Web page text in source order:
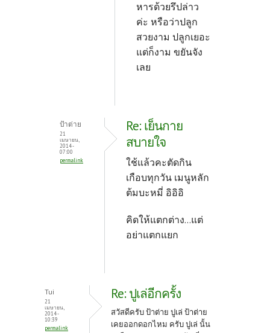
หารด้วยรึปล่าว
ค่ะ หรือว่าปลูก
สวยงาม ปลูกเยอะ
แต่ก็งาม ขยันจัง
เลย
ป้าต่าย
21
เมษายน,
2014 -
07:00
permalink
Re: เย็นกาย
สบายใจ
ใช้แล้วคะตัดกิน
เกือบทุกวัน เมนูหลัก
ต้มบะหมี่ อิอิอิ
คิดให้แตกต่าง...แต่
อย่าแตกแยก
Tui
21
เมษายน,
2014 -
10:39
permalink
Re: ปูเล่อีกครั้ง
สวัสดีครับ ป้าต่าย ปูเล่ ป้าต่าย
เคยออกดอกไหม ครับ ปูเล่ นั้น